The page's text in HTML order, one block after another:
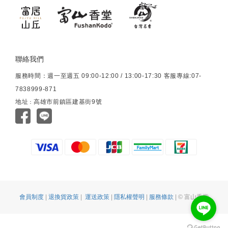
聯絡我們
服務時間：週一至週五 09:00-12:00 / 13:00-17:30 客服專線:07-
7838999-871
地址 ： 高雄市前鎮區建基街9號
會員制度 退換貨政策 運送政策 隱私權聲明 服務條款 | © 富山香堂